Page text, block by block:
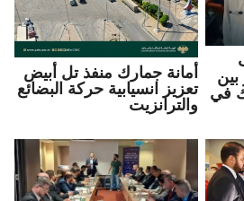
بين
في
أمانة جمارك منفذ تل أبيض
تعزيز انسيابية حركة البضائع
والترانزيت